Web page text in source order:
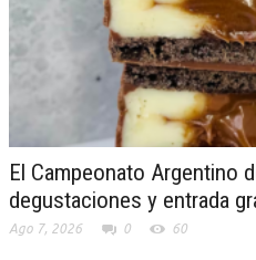
El Campeonato Argentino
degustaciones y entrada
Ago 7, 2026 0 60